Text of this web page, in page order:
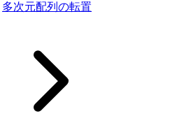
多次元配列の転置